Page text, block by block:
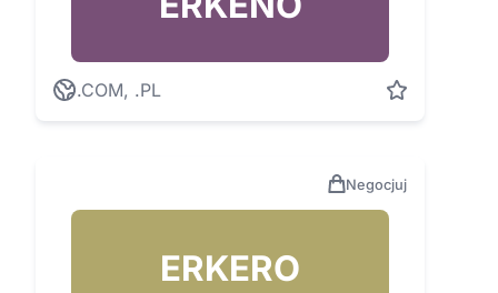
.COM, .PL
Negocjuj
ERKERO